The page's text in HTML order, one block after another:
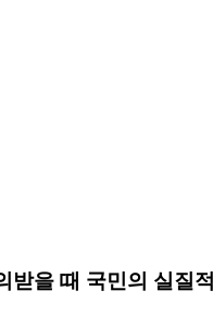
받을 때 국민의 실질